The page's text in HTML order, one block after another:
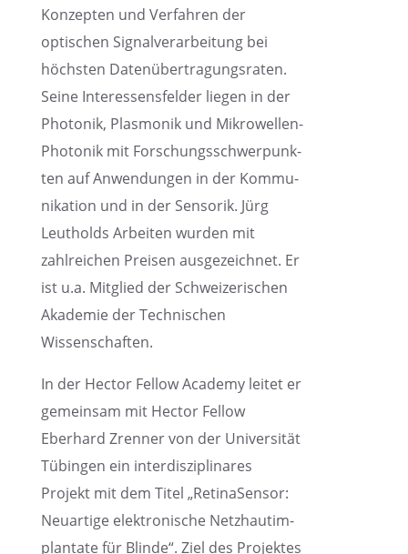
Konzep­ten und Verfah­ren der
optischen Signal­ver­ar­bei­tung bei
höchs­ten Daten­über­tra­gungs­ra­ten.
Seine Inter­es­sens­fel­der liegen in der
Photo­nik, Plasmo­nik und Mikro­wel­len-
Photo­nik mit Forschungs­schwer­punk­
ten auf Anwen­dun­gen in der Kommu­
ni­ka­tion und in der Senso­rik. Jürg
Leutholds Arbei­ten wurden mit
zahlrei­chen Preisen ausge­zeich­net. Er
ist u.a. Mitglied der Schwei­ze­ri­schen
Akade­mie der Techni­schen
Wissenschaften.
In der Hector Fellow Academy leitet er
gemein­sam mit Hector Fellow
Eberhard Zrenner von der Univer­si­tät
Tübin­gen ein inter­dis­zi­pli­na­res
Projekt mit dem Titel „Retina­Sen­sor:
Neuar­tige elektro­ni­sche Netzhaut­im­
plan­tate für Blinde“. Ziel des Projek­tes